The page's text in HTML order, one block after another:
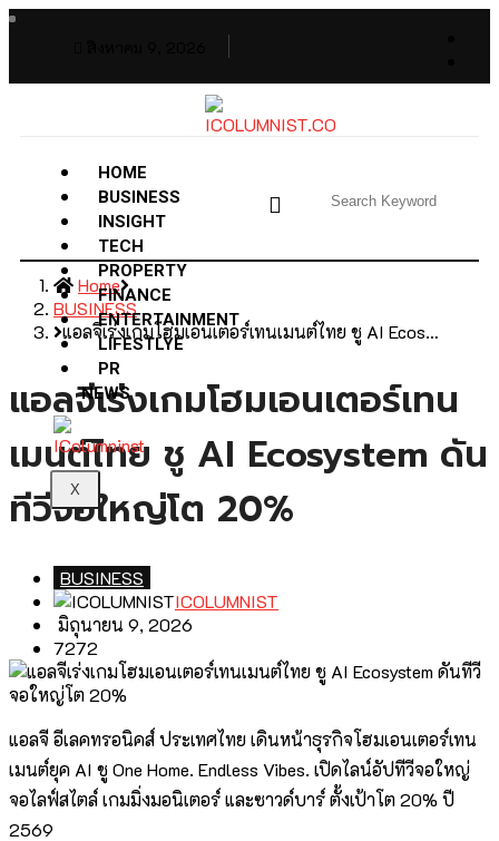
HOME
BUSINESS
INSIGHT
TECH
PROPERTY
FINANCE
ENTERTAINMENT
LIFESTLYE
PR
NEWS
X
Home
BUSINESS
แอลจีเร่งเกมโฮมเอนเตอร์เทนเมนต์ไทย ชู AI Ecos…
แอลจีเร่งเกมโฮมเอนเตอร์เทน
เมนต์ไทย ชู AI Ecosystem ดัน
ทีวีจอใหญ่โต 20%
BUSINESS
ICOLUMNIST
มิถุนายน 9, 2026
7272
แอลจี อีเลคทรอนิคส์ ประเทศไทย เดินหน้าธุรกิจโฮมเอนเตอร์เทน
เมนต์ยุค AI ชู One Home. Endless Vibes. เปิดไลน์อัปทีวีจอใหญ่
จอไลฟ์สไตล์ เกมมิ่งมอนิเตอร์ และซาวด์บาร์ ตั้งเป้าโต 20% ปี
2569